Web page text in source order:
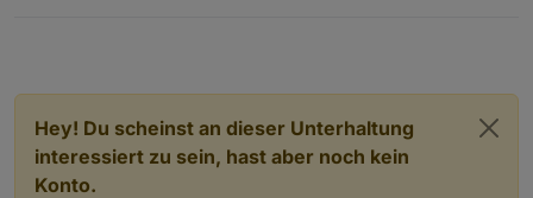
Hey! Du scheinst an dieser Unterhaltung
interessiert zu sein, hast aber noch kein
Konto.